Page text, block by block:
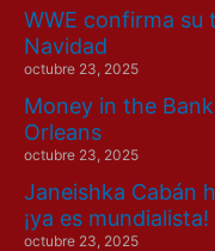
WWE confirma su
Navidad
octubre 23, 2025
Money in the
Orleans
octubre 23, 2025
Janeishka Cabán
¡ya es mundialista!
octubre 23, 2025